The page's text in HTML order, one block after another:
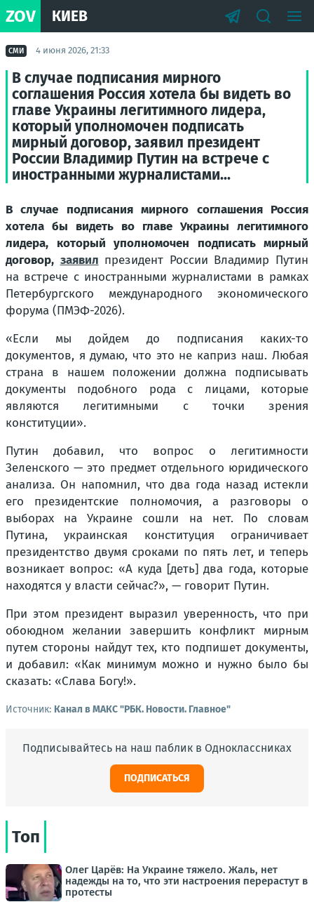
ZOV КИЕВ
СМИ 4 июня 2026, 21:33
В случае подписания мирного
соглашения Россия хотела бы видеть во
главе Украины легитимного лидера,
который уполномочен подписать
мирный договор, заявил президент
России Владимир Путин на встрече с
иностранными журналистами...
В случае подписания мирного соглашения Россия
хотела бы видеть во главе Украины легитимного
лидера, который уполномочен подписать мирный
договор, заявил президент России Владимир Путин
на встрече с иностранными журналистами в рамках
Петербургского международного экономического
форума (ПМЭФ-2026).
«Если мы дойдем до подписания каких-то
документов, я думаю, что это не каприз наш. Любая
страна в нашем положении должна подписывать
документы подобного рода с лицами, которые
являются легитимными с точки зрения
конституции».
Путин добавил, что вопрос о легитимности
Зеленского — это предмет отдельного юридического
анализа. Он напомнил, что два года назад истекли
его президентские полномочия, а разговоры о
выборах на Украине сошли на нет. По словам
Путина, украинская конституция ограничивает
президентство двумя сроками по пять лет, и теперь
возникает вопрос: «А куда [деть] два года, которые
находятся у власти сейчас?», — говорит Путин.
При этом президент выразил уверенность, что при
обоюдном желании завершить конфликт мирным
путем стороны найдут тех, кто подпишет документы,
и добавил: «Как минимум можно и нужно было бы
сказать: «Слава Богу!».
Источник: Канал в МАКС "РБК. Новости. Главное"
Подписывайтесь на наш паблик в Одноклассниках
ПОДПИСАТЬСЯ
Топ
Олег Царёв: На Украине тяжело. Жаль, нет
надежды на то, что эти настроения перерастут в
протесты